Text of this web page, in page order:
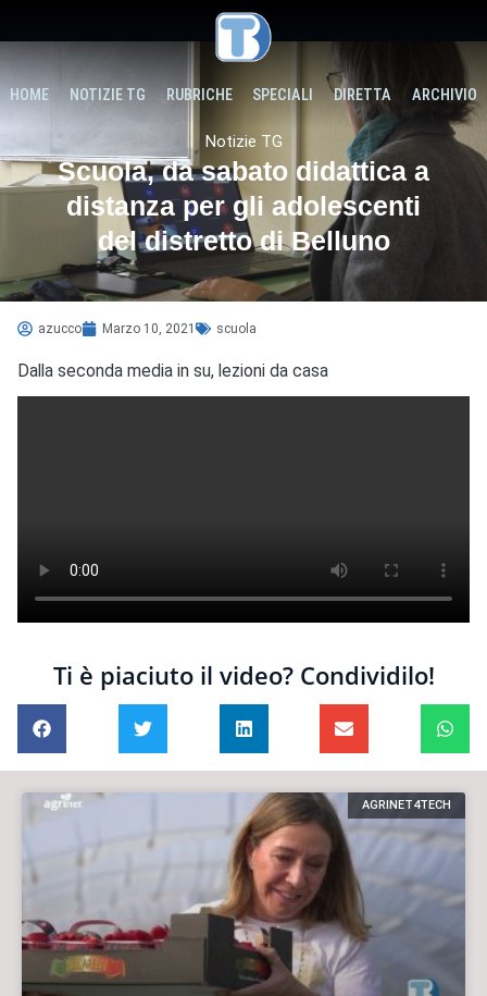
HOME NOTIZIE TG RUBRICHE SPECIALI DIRETTA ARCHIVIO
Notizie TG
Scuola, da sabato didattica a
distanza per gli adolescenti
del distretto di Belluno
azucco Marzo 10, 2021 scuola
Dalla seconda media in su, lezioni da casa
Ti è piaciuto il video? Condividilo!
AGRINET4TECH